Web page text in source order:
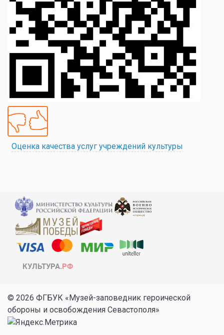
Оценка качества услуг учреждений культуры
© 2026 ФГБУК «Музей-заповедник героической
обороны и освобождения Севастополя»